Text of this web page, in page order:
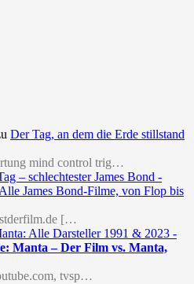
Der Tag, an dem die Erde stillstand
mind control trig…
– schlechtester James Bond -
James Bond-Filme, von Flop bis
[…
Alle Darsteller 1991 & 2023 -
Manta – Der Film vs. Manta,
tvsp…